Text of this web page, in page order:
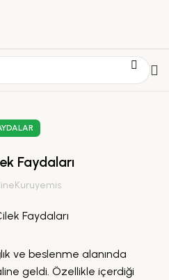
Faydaları
ve beslenme alanında
geldi. Özellikle içerdiği